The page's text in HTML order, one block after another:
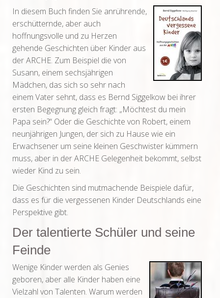
In diesem Buch finden Sie anrührende,
erschütternde, aber auch
hoffnungsvolle und zu Herzen
gehende Geschichten über Kinder aus
der ARCHE. Zum Beispiel die von
Susann, einem sechsjährigen
Mädchen, das sich so sehr nach
einem Vater sehnt, dass es Bernd Siggelkow bei ihrer
ersten Begegnung gleich fragt: „Möchtest du mein
Papa sein?“ Oder die Geschichte von Robert, einem
neunjährigen Jungen, der sich zu Hause wie ein
Erwachsener um seine kleinen Geschwister kümmern
muss, aber in der ARCHE Gelegenheit bekommt, selbst
wieder Kind zu sein.
Die Geschichten sind mutmachende Beispiele dafür,
dass es für die vergessenen Kinder Deutschlands eine
Perspektive gibt.
Der talentierte Schüler und seine
Feinde
Wenige Kinder werden als Genies
geboren, aber alle Kinder haben eine
Vielzahl von Talenten. Warum werden